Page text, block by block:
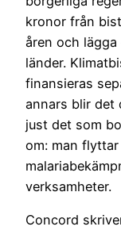
kronor från
åren och
länder.
finansieras
annars blir det
just det som
om: man
verksamheter.
Concord